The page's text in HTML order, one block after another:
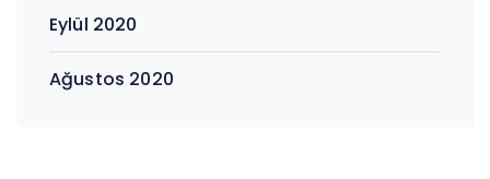
Eylül 2020
Ağustos 2020